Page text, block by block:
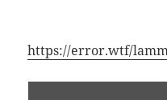
https://error.wtf/